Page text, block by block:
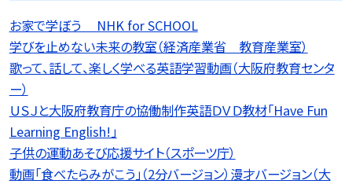
お家で学ぼう NHK for SCHOOL
学びを止めない未来の教室（経済産業省 教育産業室）
歌って、話して、楽しく学べる英語学習動画（大阪府教育センタ
ー）
ＵＳＪと大阪府教育庁の協働制作英語ＤＶＤ教材「Have Fun
Learning English!」
子供の運動あそび応援サイト（スポーツ庁）
動画「食べたらみがこう」（2分バージョン）漫才バージョン（大